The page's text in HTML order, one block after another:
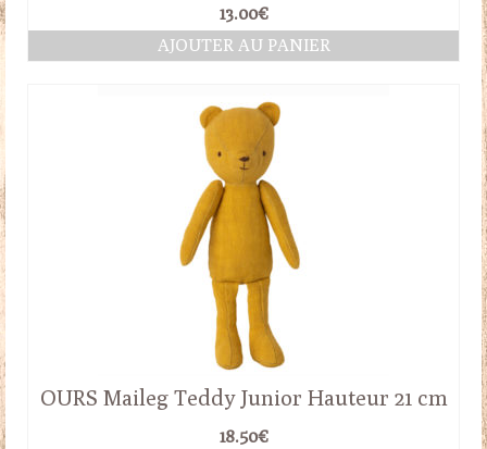
13.00€
AJOUTER AU PANIER
OURS Maileg Teddy Junior Hauteur 21 cm
18.50€